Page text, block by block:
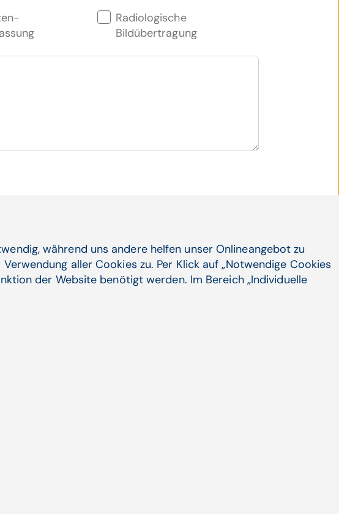
Radiologische
Bildübertragung
während uns andere helfen unser Onlineangebot zu
aller Cookies zu. Per Klick auf „Notwendige Cookies
der Website benötigt werden. Im Bereich „Individuelle